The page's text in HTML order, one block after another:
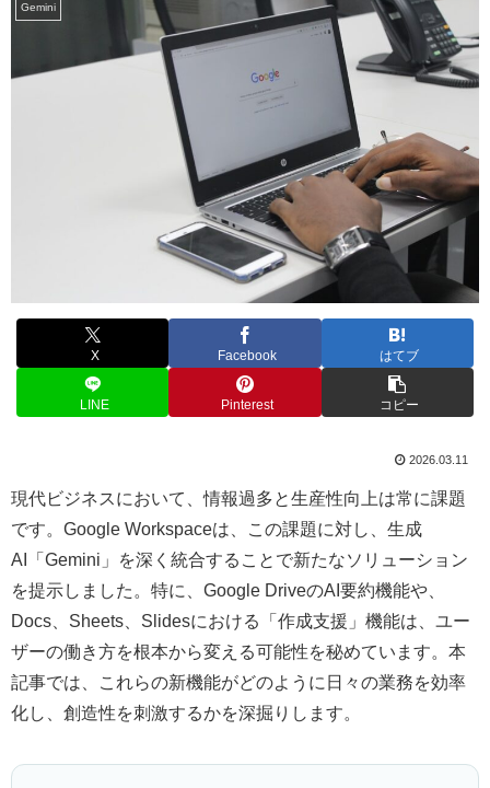
Gemini
X Facebook はてブ
LINE Pinterest コピー
2026.03.11
現代ビジネスにおいて、情報過多と生産性向上は常に課題
です。Google Workspaceは、この課題に対し、生成
AI「Gemini」を深く統合することで新たなソリューション
を提示しました。特に、Google DriveのAI要約機能や、
Docs、Sheets、Slidesにおける「作成支援」機能は、ユー
ザーの働き方を根本から変える可能性を秘めています。本
記事では、これらの新機能がどのように日々の業務を効率
化し、創造性を刺激するかを深掘りします。